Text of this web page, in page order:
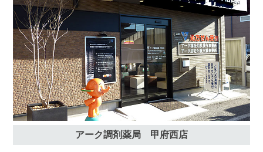
アーク調剤薬局 甲府西店